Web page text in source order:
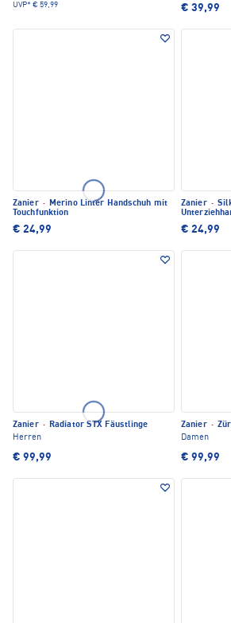
UVP* € 59,99 € 39,99
Zanier · Merino Linter Handschuh mit
Touchfunktion
€ 24,99
Zanier ·
€ 24,99
Zanier · Radiator STX Fäustlinge
Herren
€ 99,99
Zanier ·
Damen
€ 99,99